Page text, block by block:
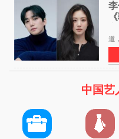
道
大
理
中国艺